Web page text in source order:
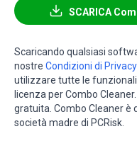
SCARICA
Scaricando qualsiasi
nostre Condizioni di Privacy
utilizzare tutte le
licenza per Combo
gratuita. Combo Cleaner è
società madre di PCRisk.